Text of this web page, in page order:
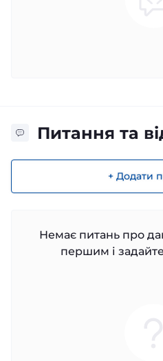
Питання та
+ Додати
Немає питань про
першим і